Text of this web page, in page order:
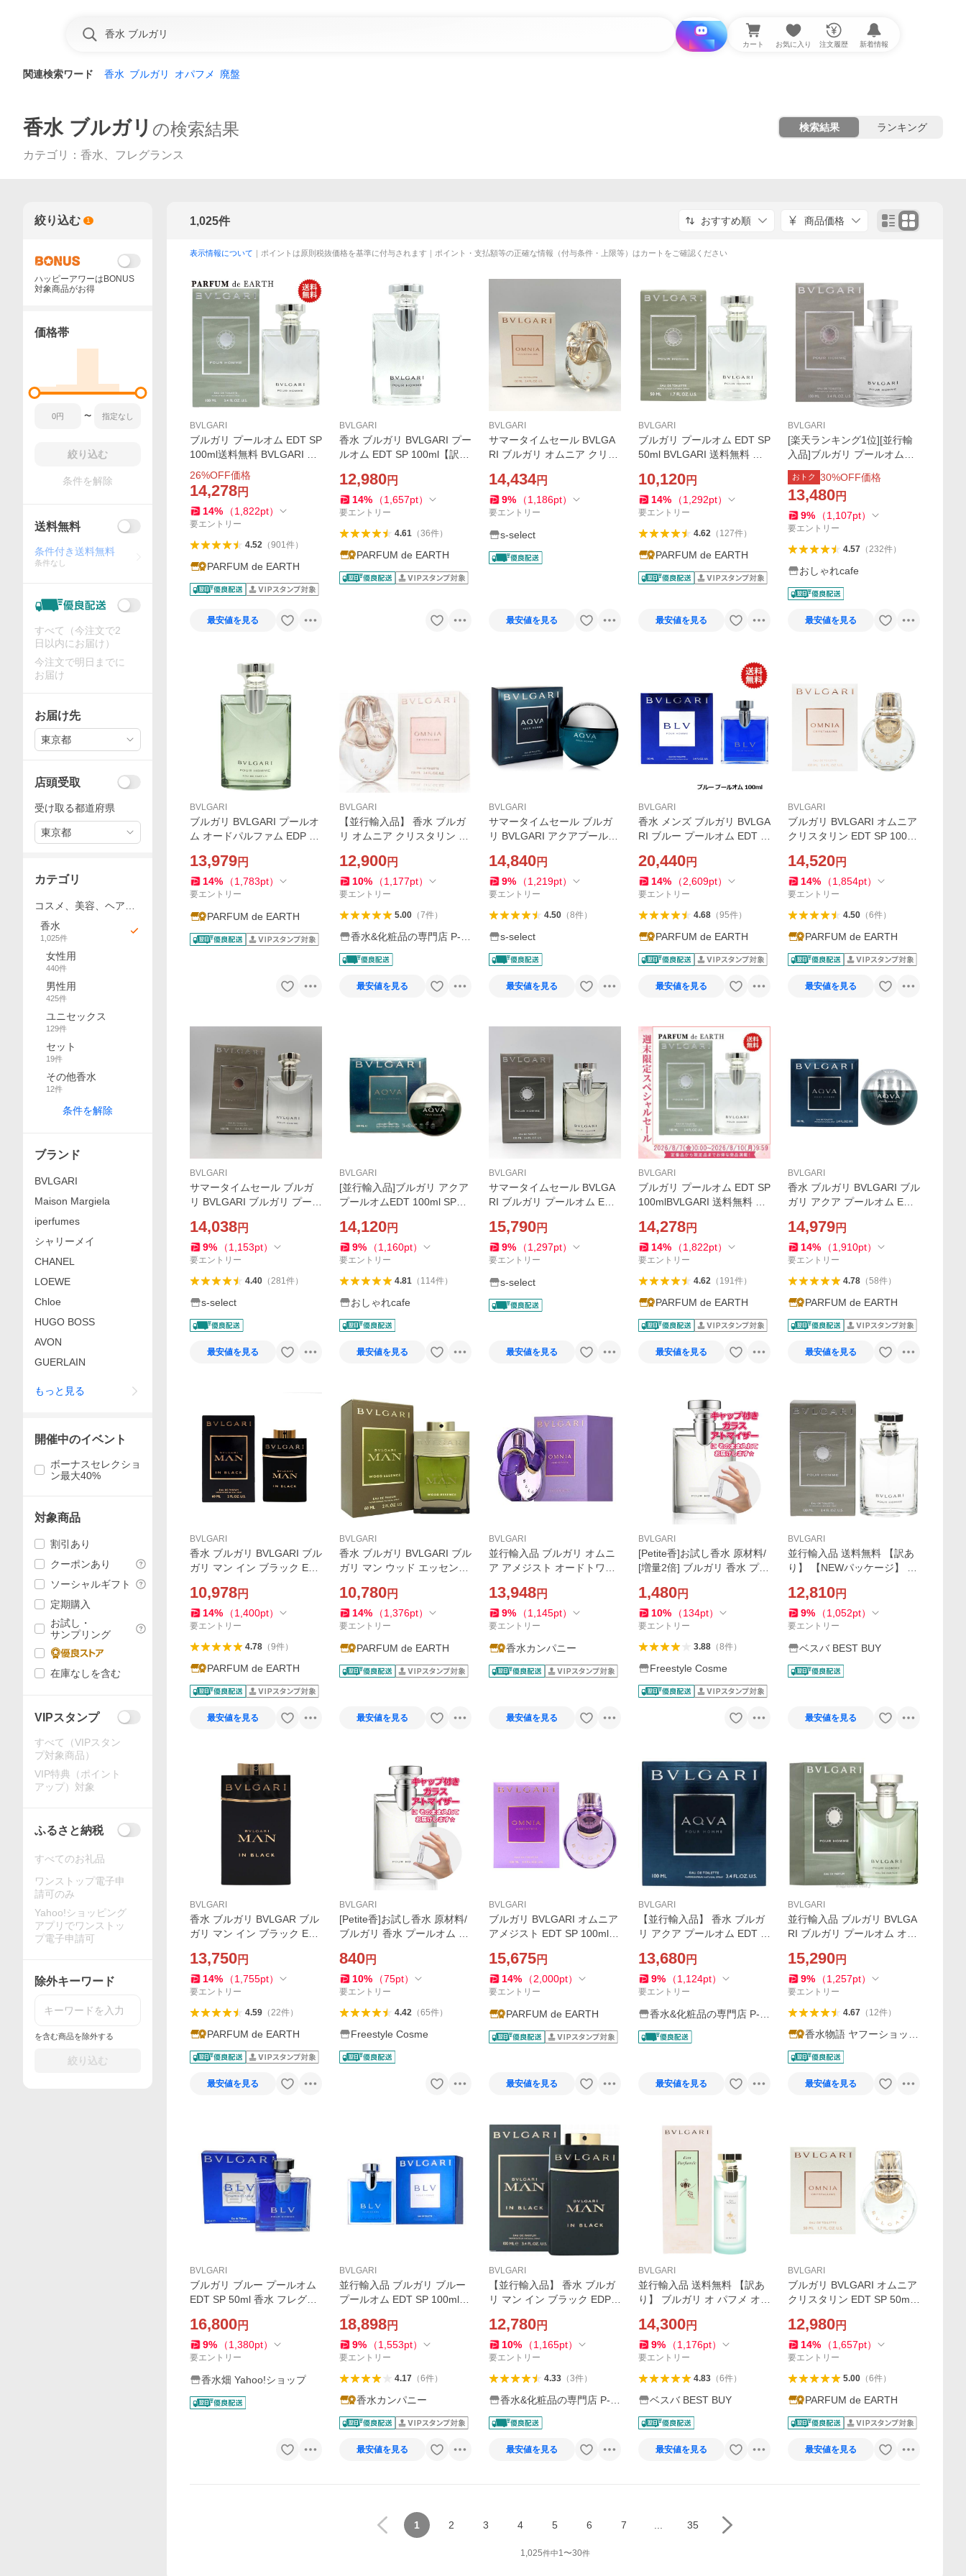
i と探す カート お気に入り 注文履歴 新着情報
関連検索ワード 香水 ブルガリ オパフメ 廃盤
香水 ブルガリ の検索結果
カテゴリ ： 香水、フレグランス
検索結果 ランキング
1,025件 おすすめ順 商品価格
表示情報について ｜ポイントは原則税抜価格を基準に付与されます｜ポイント・支払額等の正確な情報（付与条件・上限等）はカートをご確認ください
BVLGARI
ブルガリ プールオム EDT SP
100ml送料無料 BVLGARI フ
レグランス 香水 メンズ ギフ
ト 並行輸入品
26%OFF価格
14,278円
14% （1,822pt）
要エントリー
4.52（901件）
PARFUM de EARTH
最安値を見る
BVLGARI
香水 ブルガリ BVLGARI プー
ルオム EDT SP 100ml【訳あ
【新旧パッケージ混在】【メ
ンズ】フレグランス 並行輸
入品
12,980円
14% （1,657pt）
要エントリー
4.61（36件）
PARFUM de EARTH
BVLGARI
サマータイムセール BVLGA
RI ブルガリ オムニア クリス
0ml レディース 香水
14,434円
9% （1,186pt）
要エントリー
s-select
最安値を見る
BVLGARI
ブルガリ プールオム EDT SP
50ml BVLGARI 送料無料 メ
ト 並行輸入品
10,120円
14% （1,292pt）
要エントリー
4.62（ 127件）
PARFUM de EARTH
最安値を見る
BVLGARI
[楽天ランキング1位][並行輸
入品]ブルガリ プールオムED
T 100ml SP(オードトワレ)
[香水][送料無料][BD]
おトク 30%OFF価格
13,480円
9% （1,107pt）
要エントリー
4.57（232件）
おしゃれcafe
最安値を見る
BVLGARI
ブルガリ BVLGARI プールオ
ム オードパルファム EDP SP
未使用品】【香水 メンズ】
並行輸入品
13,979円
14% （1,783pt）
要エントリー
PARFUM de EARTH
BVLGARI
【並行輸入品】 香水 ブルガ
リ オムニア クリスタリン E
用香水 レディース フレグラ
ンス
12,900円
10% （1,177pt）
要エントリー
5.00（7件）
香水&化粧品の専門店 P-S
HOP
最安値を見る
BVLGARI
サマータイムセール ブルガ
リ BVLGARI アクアプールオ
ズ 香水 フレグランス 男性用
ブルガリ BVLGARI 新品
14,840円
9% （1,219pt）
要エントリー
4.50（8件）
s-select
最安値を見る
BVLGARI
香水 メンズ ブルガリ BVLGA
RI ブルー プールオム EDT S
ト 並行輸入品
20,440円
14% （2,609pt）
要エントリー
4.68（95件）
PARFUM de EARTH
最安値を見る
BVLGARI
ブルガリ BVLGARI オムニア
クリスタリン EDT SP 100ml
並行輸入品
14,520円
14% （1,854pt）
要エントリー
4.50（6件）
PARFUM de EARTH
最安値を見る
BVLGARI
サマータイムセール ブルガ
リ BVLGARI ブルガリ プール
ルガリ 香水 メンズ 男性用 フ
レグランス 香水 コスメ 新品
14,038円
9% （1,153pt）
要エントリー
4.40（281件）
s-select
最安値を見る
BVLGARI
[並行輸入品]ブルガリ アクア
プールオムEDT 100ml SP
料]
14,120円
9% （1,160pt）
要エントリー
4.81（ 114件）
おしゃれcafe
最安値を見る
BVLGARI
サマータイムセール BVLGA
RI ブルガリ プールオム EDP
ンズ 香水
15,790円
9% （1,297pt）
要エントリー
s-select
最安値を見る
BVLGARI
ブルガリ プールオム EDT SP
100mlBVLGARI 送料無料 フ
ト 並行輸入品
14,278円
14% （1,822pt）
要エントリー
4.62（ 191件）
PARFUM de EARTH
最安値を見る
BVLGARI
香水 ブルガリ BVLGARI ブル
ガリ アクア プールオム EDT
ス ギフト 並行輸入品
14,979円
14% （1,910pt）
要エントリー
4.78（58件）
PARFUM de EARTH
最安値を見る
BVLGARI
香水 ブルガリ BVLGARI ブル
ガリ マン イン ブラック EDP
ンス ギフト 並行輸入品
10,978円
14% （1,400pt）
要エントリー
4.78（9件）
PARFUM de EARTH
最安値を見る
BVLGARI
香水 ブルガリ BVLGARI ブル
ガリ マン ウッド エッセンス
SSENCE【メンズ】フレグラ
ンス 並行輸入品
10,780円
14% （1,376pt）
要エントリー
PARFUM de EARTH
最安値を見る
BVLGARI
並行輸入品 ブルガリ オムニ
ア アメジスト オードトワレ
すつく】
13,948円
9% （1,145pt）
要エントリー
香水カンパニー
最安値を見る
BVLGARI
[Petite香]お試し香水 原材料/
[増量2倍] ブルガリ 香水 プー
[BVLGARI]
1,480円
10% （134pt）
要エントリー
3.88（8件）
Freestyle Cosme
BVLGARI
並行輸入品 送料無料 【訳あ
り】 【NEWパッケージ】 ブ
ドトワレ SP 100ml テスター
【キャップ付き】 香水 【あ
すつく】 爆買
12,810円
9% （1,052pt）
要エントリー
ベスバ BEST BUY
最安値を見る
BVLGARI
香水 ブルガリ BVLGAR ブル
ガリ マン イン ブラック EDP
Black【訳あり・テスター・
未使用品】フレグランス 並
行輸入品
13,750円
14% （1,755pt）
要エントリー
4.59（22件）
PARFUM de EARTH
最安値を見る
BVLGARI
[Petite香]お試し香水 原材料/
ブルガリ 香水 プールオム オ
I]
840円
10% （75pt）
要エントリー
4.42（65件）
Freestyle Cosme
BVLGARI
ブルガリ BVLGARI オムニア
アメジスト EDT SP 100ml
並行輸入品
15,675円
14% （2,000pt）
要エントリー
PARFUM de EARTH
最安値を見る
BVLGARI
【並行輸入品】 香水 ブルガ
リ アクア プールオム EDT S
水 メンズ フレグランス
13,680円
9% （1,124pt）
要エントリー
香水&化粧品の専門店 P-S
HOP
最安値を見る
BVLGARI
並行輸入品 ブルガリ BVLGA
RI ブルガリ プールオム オー
fs 【香水 メンズ】【即納】
15,290円
9% （1,257pt）
要エントリー
4.67（ 12件）
香水物語 ヤフーショッピ
ング店
最安値を見る
BVLGARI
ブルガリ ブルー プールオム
EDT SP 50ml 香水 フレグラ
16,800円
9% （1,380pt）
要エントリー
香水畑 Yahoo!ショップ
BVLGARI
並行輸入品 ブルガリ ブルー
プールオム EDT SP 100ml
すつく】
18,898円
9% （1,553pt）
要エントリー
4.17（6件）
香水カンパニー
最安値を見る
BVLGARI
【並行輸入品】 香水 ブルガ
リ マン イン ブラック EDP S
水 メンズ フレグランス
12,780円
10% （1,165pt）
要エントリー
4.33（3件）
香水&化粧品の専門店 P-S
HOP
最安値を見る
BVLGARI
並行輸入品 送料無料 【訳あ
り】 ブルガリ オ パフメ オー
ン 75ml 【箱無し キャップ
付】 香水 BVLGARI 【あすつ
く】 爆買
14,300円
9% （1,176pt）
要エントリー
4.83（6件）
ベスバ BEST BUY
最安値を見る
BVLGARI
ブルガリ BVLGARI オムニア
クリスタリン EDT SP 50ml
入品
12,980円
14% （1,657pt）
要エントリー
5.00（6件）
PARFUM de EARTH
最安値を見る
1 2 3 4 5 6 7 35
1,025件中1〜30件
絞り込む 1
ハッピーアワーはBONUS
対象商品がお得
価格帯
〜
絞り込む
条件を解除
送料無料
条件付き送料無料
条件なし
すべて（今注文で2
日以内にお届け）
今注文で明日までに
お届け
お届け先
東京都
店頭受取
受け取る都道府県
東京都
カテゴリ
コスメ、美容、ヘアケ
ア
香水
1,025件
女性用
440件
男性用
425件
ユニセックス
129件
セット
19件
その他香水
12件
条件を解除
ブランド
BVLGARI
Maison Margiela
iperfumes
シャリーメイ
CHANEL
LOEWE
Chloe
HUGO BOSS
AVON
GUERLAIN
もっと見る
開催中のイベント
ボーナスセレクショ
ン最大40%
対象商品
割引あり
クーポンあり
ソーシャルギフト
定期購入
お試し・
サンプリング
在庫なしを含む
VIPスタンプ
すべて（VIPスタン
プ対象商品）
VIP特典（ポイント
アップ）対象
ふるさと納税
すべてのお礼品
ワンストップ電子申
請可のみ
Yahoo!ショッピング
アプリでワンストッ
プ電子申請可
除外キーワード
を含む商品を除外する
絞り込む